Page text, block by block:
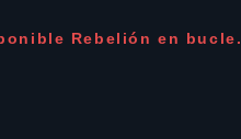
Rebelión en bucle.